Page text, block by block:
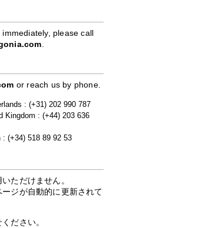
please call
.
or reach us by phone.
: (+31) 202 990 787
Kingdom : (+44) 203 636
: (+34) 518 89 92 53
ただけません。
ジが自動的に更新されて
ださい。